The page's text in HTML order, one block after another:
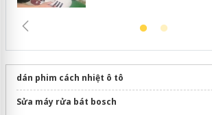
dán phim cách nhiệt ô tô
Sửa máy rửa bát bosch